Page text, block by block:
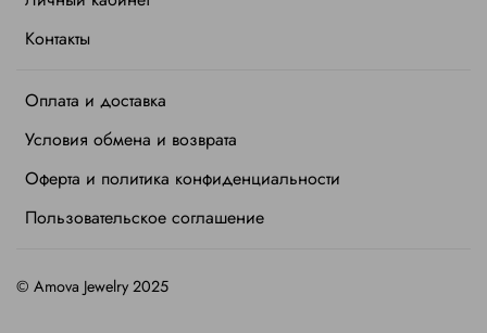
Контакты
Оплата и доставка
Условия обмена и возврата
Оферта и политика конфиденциальности
Пользовательское соглашение
© Amova Jewelry 2025